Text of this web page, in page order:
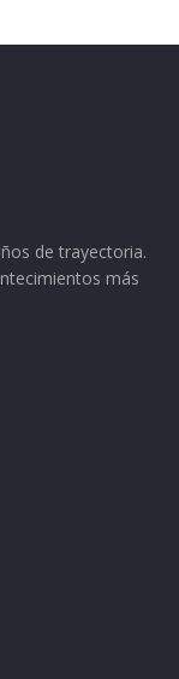
de trayectoria.
más